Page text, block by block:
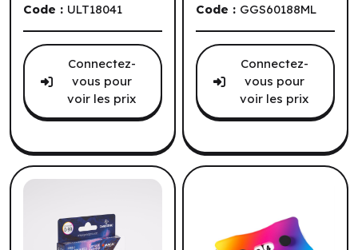
Code : ULT18041
Connectez-
vous pour
voir les prix
Reckoning (ML)
Code : GGS60188ML
Connectez-
vous pour
voir les prix